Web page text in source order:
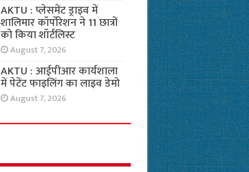
AKTU : प्लेसमेंट ड्राइव में
शालिमार कॉर्पोरेशन ने 11 छात्रों
को किया शॉर्टलिस्ट
August 7, 2026
AKTU : आईपीआर कार्यशाला
में पेटेंट फाइलिंग का लाइव डेमो
August 7, 2026